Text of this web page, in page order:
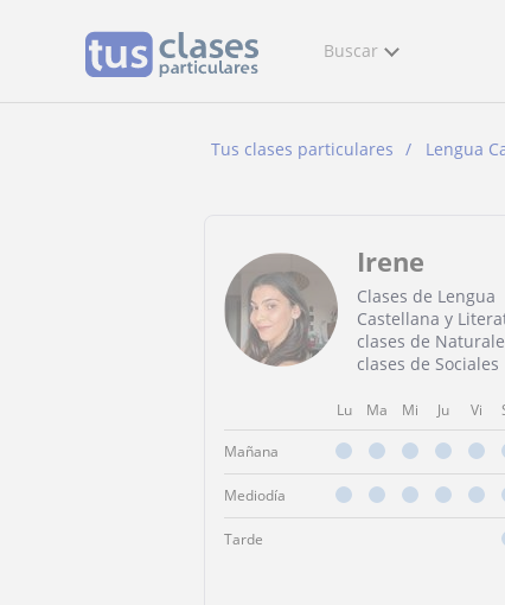
Buscar
Tus clases particulares Lengua
Irene
Clases de Lengua
Castellana y
clases de
clases de Sociales
Lu Ma Mi Ju Vi
Mañana
Mediodía
Tarde